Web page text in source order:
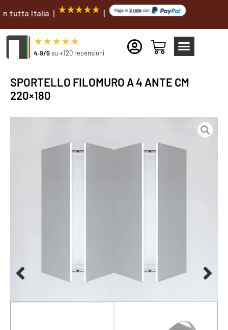
Italia | |
4.9/5su +120 recensioni
SPORTELLO FILOMURO A 4 ANTE CM
220×180